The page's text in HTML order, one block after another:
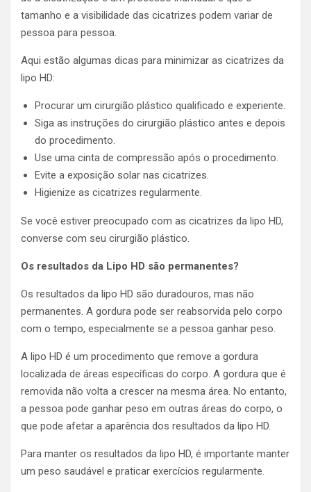
tamanho e a visibilidade das cicatrizes podem variar de
pessoa para pessoa.
Aqui estão algumas dicas para minimizar as cicatrizes da
lipo HD:
Procurar um cirurgião plástico qualificado e experiente.
Siga as instruções do cirurgião plástico antes e depois
do procedimento.
Use uma cinta de compressão após o procedimento.
Evite a exposição solar nas cicatrizes.
Higienize as cicatrizes regularmente.
Se você estiver preocupado com as cicatrizes da lipo HD,
converse com seu cirurgião plástico.
Os resultados da Lipo HD são permanentes?
Os resultados da lipo HD são duradouros, mas não
permanentes. A gordura pode ser reabsorvida pelo corpo
com o tempo, especialmente se a pessoa ganhar peso.
A lipo HD é um procedimento que remove a gordura
localizada de áreas específicas do corpo. A gordura que é
removida não volta a crescer na mesma área. No entanto,
a pessoa pode ganhar peso em outras áreas do corpo, o
que pode afetar a aparência dos resultados da lipo HD.
Para manter os resultados da lipo HD, é importante manter
um peso saudável e praticar exercícios regularmente.